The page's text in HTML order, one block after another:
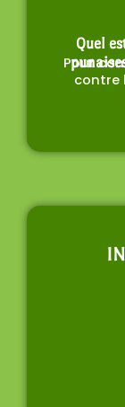
Quel
Pour
contre